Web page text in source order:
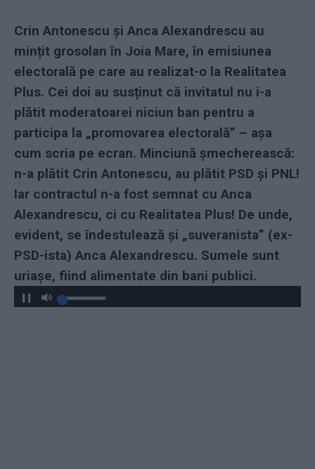
Crin Antonescu și Anca Alexandrescu au
mințit grosolan în Joia Mare, în emisiunea
electorală pe care au realizat-o la Realitatea
Plus. Cei doi au susținut că invitatul nu i-a
plătit moderatoarei niciun ban pentru a
participa la „promovarea electorală” – așa
cum scria pe ecran. Minciună șmecherească:
n-a plătit Crin Antonescu, au plătit PSD și PNL!
Iar contractul n-a fost semnat cu Anca
Alexandrescu, ci cu Realitatea Plus! De unde,
evident, se îndestulează și „suveranista” (ex-
PSD-ista) Anca Alexandrescu. Sumele sunt
uriașe, fiind alimentate din bani publici.